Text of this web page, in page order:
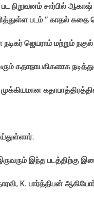
பட நிறுவனம் சார்பில்
படம் ” காதல்
ஜெயராம் மற்றும்
கதாநாயகிகளாக
இந்த படத்திற்கு
K. பார்த்திபன்